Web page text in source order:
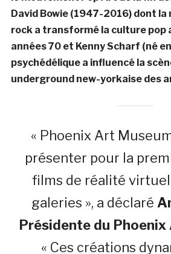
David Bowie (1947-2016) dont la
rock a transformé la culture pop
années 70 et Kenny Scharf (né
psychédélique a influencé la
underground new-yorkaise des
« Phoenix Art
présenter pour la
films de réalité
galeries », a déclaré
Présidente du
« Ces créations